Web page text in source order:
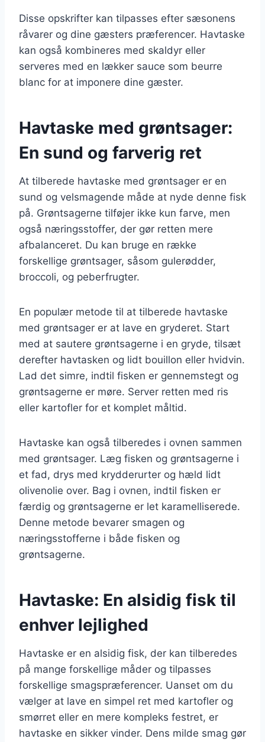
Disse opskrifter kan tilpasses efter sæsonens
råvarer og dine gæsters præferencer. Havtaske
kan også kombineres med skaldyr eller
serveres med en lækker sauce som beurre
blanc for at imponere dine gæster.
Havtaske med grøntsager:
En sund og farverig ret
At tilberede havtaske med grøntsager er en
sund og velsmagende måde at nyde denne fisk
på. Grøntsagerne tilføjer ikke kun farve, men
også næringsstoffer, der gør retten mere
afbalanceret. Du kan bruge en række
forskellige grøntsager, såsom gulerødder,
broccoli, og peberfrugter.
En populær metode til at tilberede havtaske
med grøntsager er at lave en gryderet. Start
med at sautere grøntsagerne i en gryde, tilsæt
derefter havtasken og lidt bouillon eller hvidvin.
Lad det simre, indtil fisken er gennemstegt og
grøntsagerne er møre. Server retten med ris
eller kartofler for et komplet måltid.
Havtaske kan også tilberedes i ovnen sammen
med grøntsager. Læg fisken og grøntsagerne i
et fad, drys med krydderurter og hæld lidt
olivenolie over. Bag i ovnen, indtil fisken er
færdig og grøntsagerne er let karamelliserede.
Denne metode bevarer smagen og
næringsstofferne i både fisken og
grøntsagerne.
Havtaske: En alsidig fisk til
enhver lejlighed
Havtaske er en alsidig fisk, der kan tilberedes
på mange forskellige måder og tilpasses
forskellige smagspræferencer. Uanset om du
vælger at lave en simpel ret med kartofler og
smørret eller en mere kompleks festret, er
havtaske en sikker vinder. Dens milde smag gør